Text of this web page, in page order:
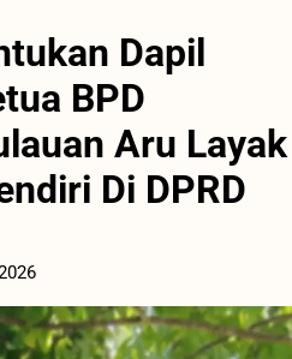
Dapil
BPD
Aru Layak
Di DPRD